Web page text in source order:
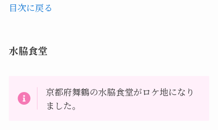
目次に戻る
水脇食堂
京都府舞鶴の水脇食堂がロケ地になり
ました。